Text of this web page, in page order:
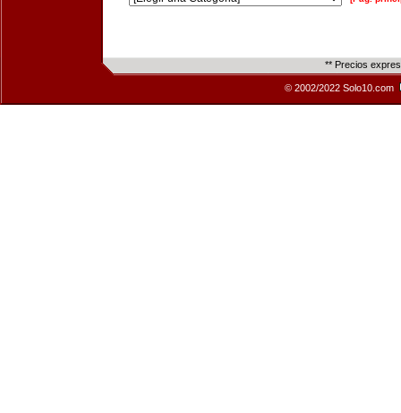
** Precios
© 2002/2022 Solo10.com